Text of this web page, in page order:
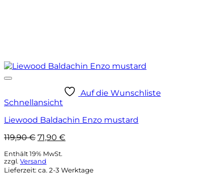
Auf die Wunschliste
Schnellansicht
Liewood Baldachin Enzo mustard
119,90€ Ursprünglicher
war:
119,90 €
71,90 €
71,90 €.
Enthält 19% MwSt.
zzgl. Versand
Lieferzeit: ca. 2-3 Werktage